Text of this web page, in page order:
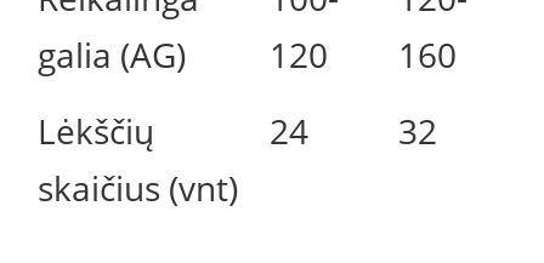
galia (AG)
120
160
Lėkščių
skaičius (vnt)
24 32